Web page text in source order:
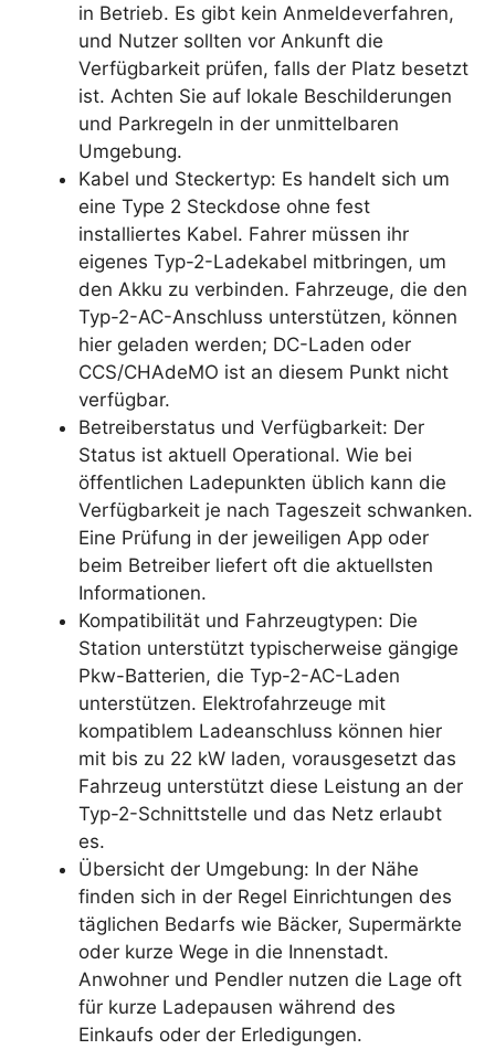
in Betrieb. Es gibt kein Anmeldeverfahren,
und Nutzer sollten vor Ankunft die
Verfügbarkeit prüfen, falls der Platz besetzt
ist. Achten Sie auf lokale Beschilderungen
und Parkregeln in der unmittelbaren
Umgebung.
Kabel und Steckertyp: Es handelt sich um
eine Type 2 Steckdose ohne fest
installiertes Kabel. Fahrer müssen ihr
eigenes Typ-2-Ladekabel mitbringen, um
den Akku zu verbinden. Fahrzeuge, die den
Typ-2-AC-Anschluss unterstützen, können
hier geladen werden; DC-Laden oder
CCS/CHAdeMO ist an diesem Punkt nicht
verfügbar.
Betreiberstatus und Verfügbarkeit: Der
Status ist aktuell Operational. Wie bei
öffentlichen Ladepunkten üblich kann die
Verfügbarkeit je nach Tageszeit schwanken.
Eine Prüfung in der jeweiligen App oder
beim Betreiber liefert oft die aktuellsten
Informationen.
Kompatibilität und Fahrzeugtypen: Die
Station unterstützt typischerweise gängige
Pkw-Batterien, die Typ-2-AC-Laden
unterstützen. Elektrofahrzeuge mit
kompatiblem Ladeanschluss können hier
mit bis zu 22 kW laden, vorausgesetzt das
Fahrzeug unterstützt diese Leistung an der
Typ-2-Schnittstelle und das Netz erlaubt
es.
Übersicht der Umgebung: In der Nähe
finden sich in der Regel Einrichtungen des
täglichen Bedarfs wie Bäcker, Supermärkte
oder kurze Wege in die Innenstadt.
Anwohner und Pendler nutzen die Lage oft
für kurze Ladepausen während des
Einkaufs oder der Erledigungen.